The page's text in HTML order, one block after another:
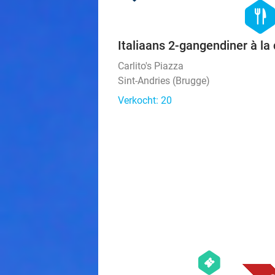
hexagon
food
Italiaans 2-gangendiner à la
Carlito's Piazza
Sint-Andries (Brugge)
Verkocht: 20
hexagon
events